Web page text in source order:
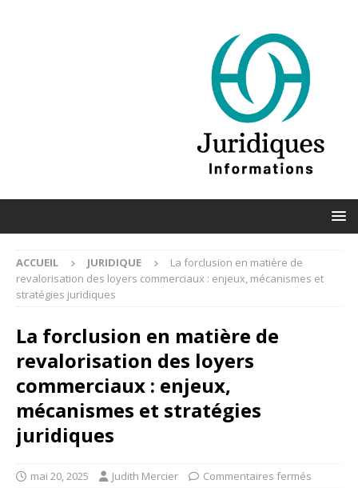
ACCUEIL JURIDIQUE
La forclusion en matière de
revalorisation des loyers commerciaux : enjeux, mécanismes et
stratégies juridiques
La forclusion en matière de
revalorisation des loyers
commerciaux : enjeux,
mécanismes et stratégies
juridiques
mai 20, 2025 Judith Mercier Commentaires fermés